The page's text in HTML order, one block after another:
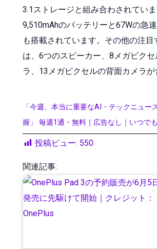
3.1ストレージと組み合わされていま
9,510mAhのバッテリーと67Wの急
も搭載されています。その他の注目
は、6つのスピーカー、8メガピクセ
ラ、13メガピクセルの背面カメラが
「今週、本当に重要なAI・テックニュー
握」 毎週1通・無料｜広告なし｜いつで
投稿ビュー: 550
関連記事: